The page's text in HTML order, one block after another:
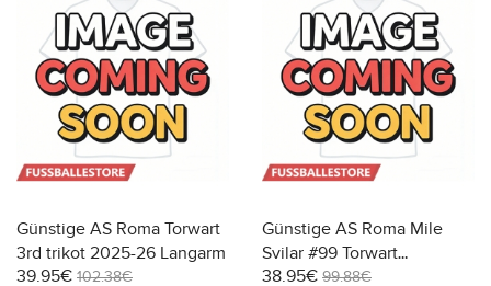
Günstige AS Roma Torwart
3rd trikot 2025-26 Langarm
39.95€ 102.38€
Günstige AS Roma Mile
Svilar #99 Torwart
Heimtrikot 2025-26
38.95€ 99.88€